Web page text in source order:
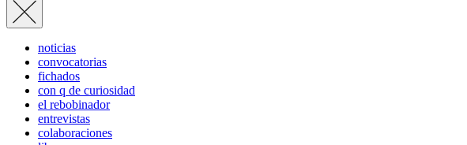
noticias
convocatorias
fichados
con q de curiosidad
el rebobinador
entrevistas
colaboraciones